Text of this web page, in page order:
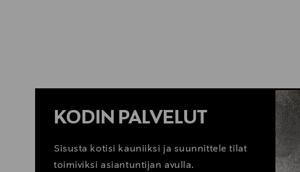
KODIN PALVELUT
Sisusta kotisi kauniiksi ja suunnittele tilat
toimiviksi asiantuntijan avulla.